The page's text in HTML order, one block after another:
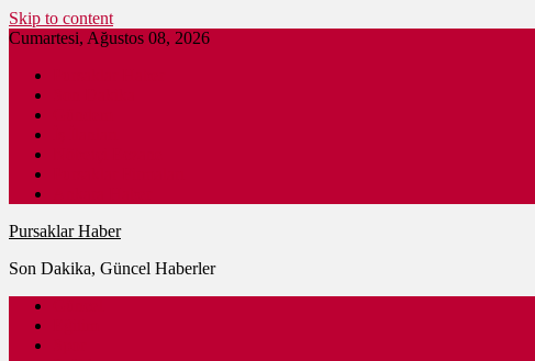
Skip to content
Cumartesi, Ağustos 08, 2026
Pursaklar Haber
Son Dakika, Güncel Haberler